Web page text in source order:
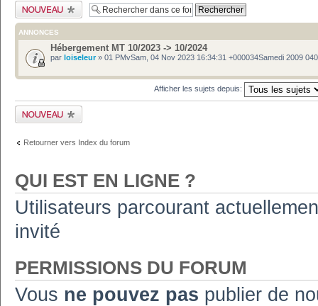
Publier un nouveau
sujet
ANNONCES
Hébergement MT 10/2023 -> 10/2024
par loiseleur» 01 PMvSam, 04 Nov 2023 16:34:31 +000034Samedi 2009
Afficher les sujets depuis:
Publier un nouveau
sujet
Retourner vers Index du forum
QUI EST EN LIGNE ?
Utilisateurs parcourant
invité
PERMISSIONS DU FORUM
Vous ne pouvez pas publier de